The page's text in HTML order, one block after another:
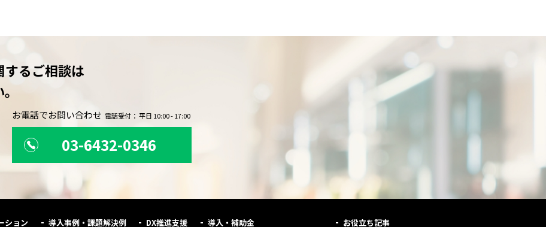
するご相談は
お電話でお問い合わせ 電話受付： 平日 10:00 - 17:00
03-6432-0346
ション 導入事例・課題解決例 DX推進支援 導入・補助金 お役立ち記事